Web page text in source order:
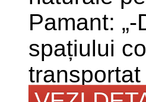
Pamant:
spațiului